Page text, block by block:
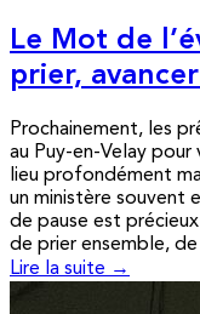
Le Mot de
prier,
Prochainement, les
au Puy-en-Velay pour
lieu profondément
un ministère souvent
de pause est
de prier ensemble,
Lire la suite →